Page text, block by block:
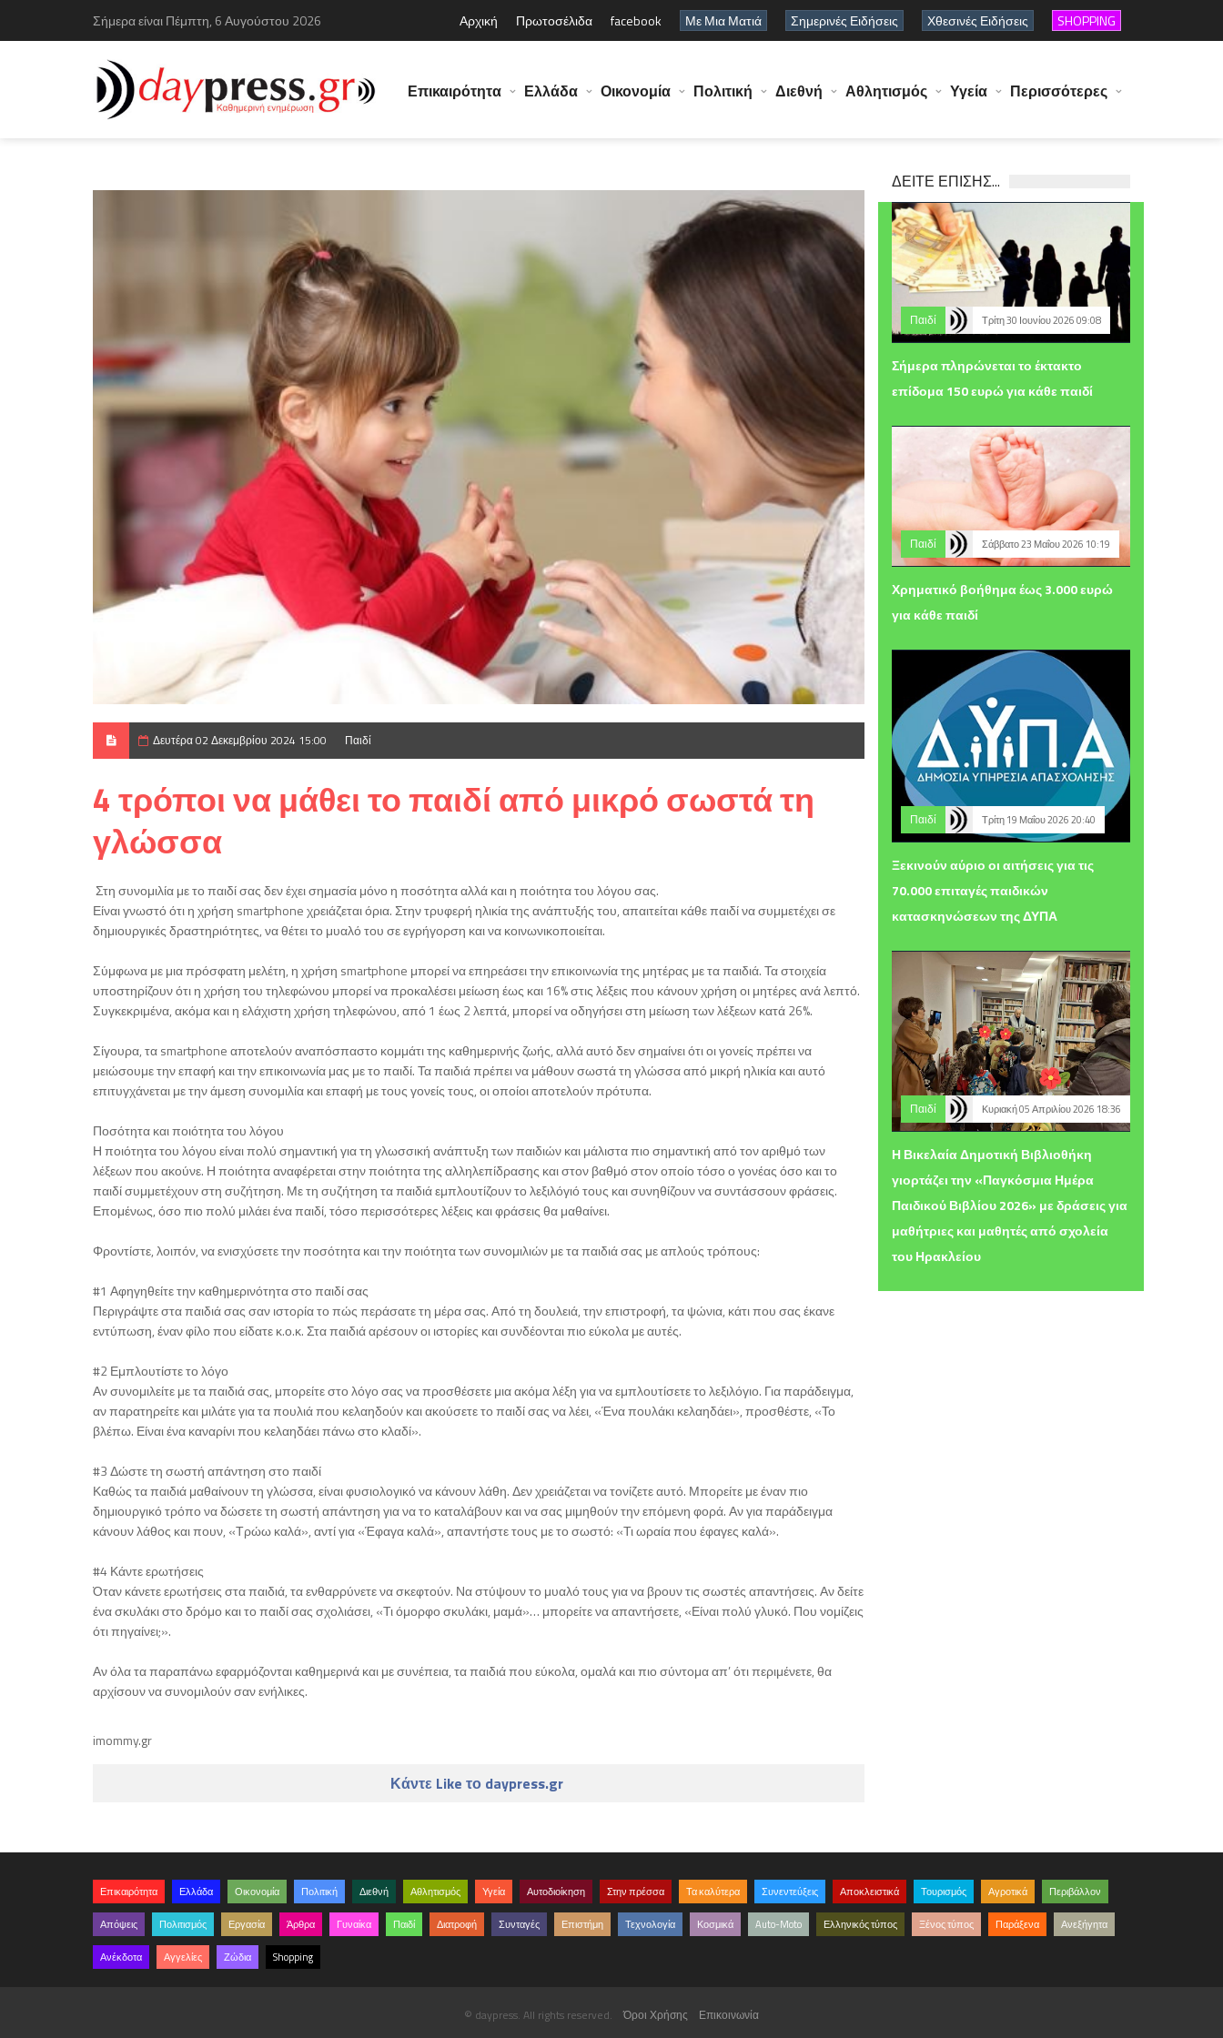
Σήμερα είναι Πέμπτη, 6 Αυγούστου 2026 Αρχική Πρωτοσέλιδα facebook Με Μια Ματιά Σημερινές Ειδήσεις Χθεσινές Ειδήσεις SHOPPING
Επικαιρότητα Ελλάδα Οικονομία Πολιτική Διεθνή Αθλητισμός Υγεία Περισσότερες
Δευτέρα 02 Δεκεμβρίου 2024 15:00 Παιδί
4 τρόποι να μάθει το παιδί από μικρό σωστά τη
γλώσσα
Στη συνομιλία με το παιδί σας δεν έχει σημασία μόνο η ποσότητα αλλά και η ποιότητα του λόγου σας.
Είναι γνωστό ότι η χρήση smartphone χρειάζεται όρια. Στην τρυφερή ηλικία της ανάπτυξής του, απαιτείται κάθε παιδί να συμμετέχει σε
δημιουργικές δραστηριότητες, να θέτει το μυαλό του σε εγρήγορση και να κοινωνικοποιείται.
Σύμφωνα με μια πρόσφατη μελέτη, η χρήση smartphone μπορεί να επηρεάσει την επικοινωνία της μητέρας με τα παιδιά. Τα στοιχεία
υποστηρίζουν ότι η χρήση του τηλεφώνου μπορεί να προκαλέσει μείωση έως και 16% στις λέξεις που κάνουν χρήση οι μητέρες ανά λεπτό.
Συγκεκριμένα, ακόμα και η ελάχιστη χρήση τηλεφώνου, από 1 έως 2 λεπτά, μπορεί να οδηγήσει στη μείωση των λέξεων κατά 26%.
Σίγουρα, τα smartphone αποτελούν αναπόσπαστο κομμάτι της καθημερινής ζωής, αλλά αυτό δεν σημαίνει ότι οι γονείς πρέπει να
μειώσουμε την επαφή και την επικοινωνία μας με το παιδί. Τα παιδιά πρέπει να μάθουν σωστά τη γλώσσα από μικρή ηλικία και αυτό
επιτυγχάνεται με την άμεση συνομιλία και επαφή με τους γονείς τους, οι οποίοι αποτελούν πρότυπα.
Ποσότητα και ποιότητα του λόγου
Η ποιότητα του λόγου είναι πολύ σημαντική για τη γλωσσική ανάπτυξη των παιδιών και μάλιστα πιο σημαντική από τον αριθμό των
λέξεων που ακούνε. Η ποιότητα αναφέρεται στην ποιότητα της αλληλεπίδρασης και στον βαθμό στον οποίο τόσο ο γονέας όσο και το
παιδί συμμετέχουν στη συζήτηση. Με τη συζήτηση τα παιδιά εμπλουτίζουν το λεξιλόγιό τους και συνηθίζουν να συντάσσουν φράσεις.
Επομένως, όσο πιο πολύ μιλάει ένα παιδί, τόσο περισσότερες λέξεις και φράσεις θα μαθαίνει.
Φροντίστε, λοιπόν, να ενισχύσετε την ποσότητα και την ποιότητα των συνομιλιών με τα παιδιά σας με απλούς τρόπους:
#1 Αφηγηθείτε την καθημερινότητα στο παιδί σας
Περιγράψτε στα παιδιά σας σαν ιστορία το πώς περάσατε τη μέρα σας. Από τη δουλειά, την επιστροφή, τα ψώνια, κάτι που σας έκανε
εντύπωση, έναν φίλο που είδατε κ.ο.κ. Στα παιδιά αρέσουν οι ιστορίες και συνδέονται πιο εύκολα με αυτές.
#2 Εμπλουτίστε το λόγο
Αν συνομιλείτε με τα παιδιά σας, μπορείτε στο λόγο σας να προσθέσετε μια ακόμα λέξη για να εμπλουτίσετε το λεξιλόγιο. Για παράδειγμα,
αν παρατηρείτε και μιλάτε για τα πουλιά που κελαηδούν και ακούσετε το παιδί σας να λέει, «Ένα πουλάκι κελαηδάει», προσθέστε, «Το
βλέπω. Είναι ένα καναρίνι που κελαηδάει πάνω στο κλαδί».
#3 Δώστε τη σωστή απάντηση στο παιδί
Καθώς τα παιδιά μαθαίνουν τη γλώσσα, είναι φυσιολογικό να κάνουν λάθη. Δεν χρειάζεται να τονίζετε αυτό. Μπορείτε με έναν πιο
δημιουργικό τρόπο να δώσετε τη σωστή απάντηση για να το καταλάβουν και να σας μιμηθούν την επόμενη φορά. Αν για παράδειγμα
κάνουν λάθος και πουν, «Τρώω καλά», αντί για «Έφαγα καλά», απαντήστε τους με το σωστό: «Τι ωραία που έφαγες καλά».
#4 Κάντε ερωτήσεις
Όταν κάνετε ερωτήσεις στα παιδιά, τα ενθαρρύνετε να σκεφτούν. Να στύψουν το μυαλό τους για να βρουν τις σωστές απαντήσεις. Αν δείτε
ένα σκυλάκι στο δρόμο και το παιδί σας σχολιάσει, «Τι όμορφο σκυλάκι, μαμά»… μπορείτε να απαντήσετε, «Είναι πολύ γλυκό. Που νομίζεις
ότι πηγαίνει;».
Αν όλα τα παραπάνω εφαρμόζονται καθημερινά και με συνέπεια, τα παιδιά που εύκολα, ομαλά και πιο σύντομα απ’ ότι περιμένετε, θα
αρχίσουν να συνομιλούν σαν ενήλικες.
imommy.gr
Κάντε Like το daypress.gr
ΔΕΙΤΕ ΕΠΙΣΗΣ...
Παιδί Τρίτη 30 Ιουνίου 2026 09:08
Σήμερα πληρώνεται το έκτακτο
επίδομα 150 ευρώ για κάθε παιδί
Παιδί Σάββατο 23 Μαΐου 2026 10:19
Χρηματικό βοήθημα έως 3.000 ευρώ
για κάθε παιδί
Παιδί Τρίτη 19 Μαΐου 2026 20:40
Ξεκινούν αύριο οι αιτήσεις για τις
70.000 επιταγές παιδικών
κατασκηνώσεων της ΔΥΠΑ
Παιδί Κυριακή 05 Απριλίου 2026 18:36
Η Βικελαία Δημοτική Βιβλιοθήκη
γιορτάζει την «Παγκόσμια Ημέρα
Παιδικού Βιβλίου 2026» με δράσεις για
μαθήτριες και μαθητές από σχολεία
του Ηρακλείου
Επικαιρότητα Ελλάδα Οικονομία Πολιτική Διεθνή Αθλητισμός Υγεία Αυτοδιοίκηση Στην πρέσσα Τα καλύτερα Συνεντεύξεις Αποκλειστικά Τουρισμός Αγροτικά Περιβάλλον
Απόψεις Πολιτισμός Εργασία Άρθρα Γυναίκα Παιδί Διατροφή Συνταγές Επιστήμη Τεχνολογία Κοσμικά Auto-Moto Ελληνικός τύπος Ξένος τύπος Παράξενα Ανεξήγητα
Ανέκδοτα Αγγελίες Ζώδια Shopping
© daypress. All rights reserved.Όροι Χρήσης Επικοινωνία